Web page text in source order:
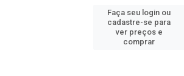
Faça seu login ou
cadastre-se para
ver preços e
comprar